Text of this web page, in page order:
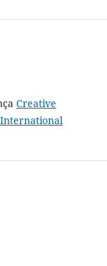
Creative